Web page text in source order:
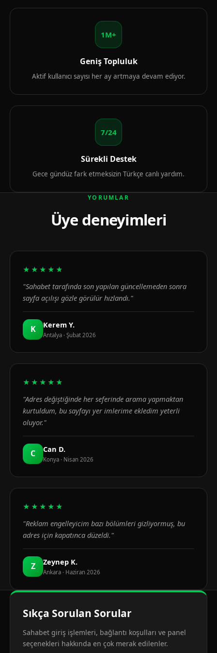
1M+
Geniş Topluluk
Aktif kullanıcı sayısı her ay artmaya devam ediyor.
7/24
Sürekli Destek
Gece gündüz fark etmeksizin Türkçe canlı yardım.
YORUMLAR
Üye deneyimleri
★★★★★
"Sahabet tarafında son yapılan güncellemeden sonra
sayfa açılışı gözle görülür hızlandı."
K Kerem Y.
Antalya · Şubat 2026
★★★★★
"Adres değiştiğinde her seferinde arama yapmaktan
kurtuldum, bu sayfayı yer imlerime ekledim yeterli
oluyor."
C Can D.
Konya · Nisan 2026
★★★★★
"Reklam engelleyicim bazı bölümleri gizliyormuş, bu
adres için kapatınca düzeldi."
Z Zeynep K.
Ankara · Haziran 2026
Sıkça Sorulan Sorular
Sahabet giriş işlemleri, bağlantı koşulları ve panel
seçenekleri hakkında en çok merak edilenler.